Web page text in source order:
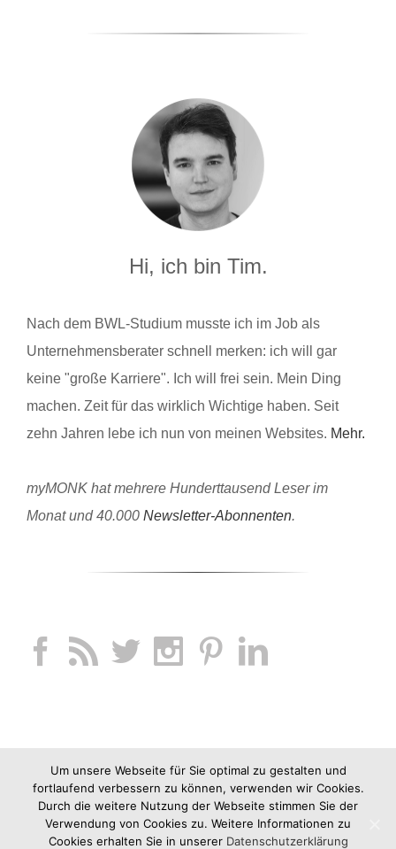
Hi, ich bin Tim.
Nach dem BWL-Studium musste ich im Job als
Unternehmensberater schnell merken: ich will gar
keine "große Karriere". Ich will frei sein. Mein Ding
machen. Zeit für das wirklich Wichtige haben. Seit
zehn Jahren lebe ich nun von meinen Websites. Mehr.
myMONK hat mehrere Hunderttausend Leser im
Monat und 40.000 Newsletter-Abonnenten.
Um unsere Webseite für Sie optimal zu gestalten und
fortlaufend verbessern zu können, verwenden wir Cookies.
Durch die weitere Nutzung der Webseite stimmen Sie der
Verwendung von Cookies zu. Weitere Informationen zu
Cookies erhalten Sie in unserer Datenschutzerklärung